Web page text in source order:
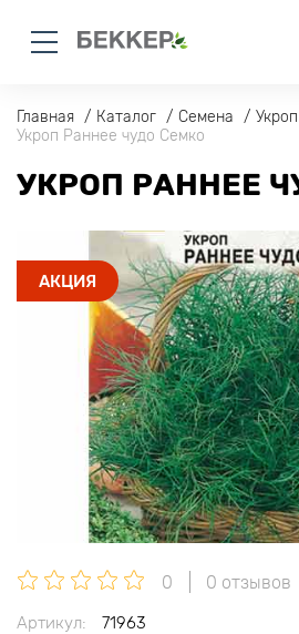
Главная Каталог Семена
Укроп
Укроп Раннее чудо Семко
УКРОП РАННЕЕ
АКЦИЯ
0 0 отзывов
Артикул:
71963